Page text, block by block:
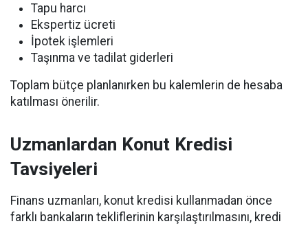
Tapu harcı
Ekspertiz ücreti
İpotek işlemleri
Taşınma ve tadilat giderleri
Toplam bütçe planlanırken bu kalemlerin de hesaba
katılması önerilir.
Uzmanlardan Konut Kredisi
Tavsiyeleri
Finans uzmanları, konut kredisi kullanmadan önce
farklı bankaların tekliflerinin karşılaştırılmasını, kredi